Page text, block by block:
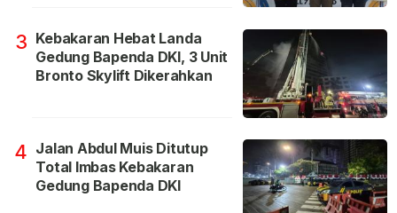
3 Kebakaran Hebat Landa
Gedung Bapenda DKI, 3 Unit
Bronto Skylift Dikerahkan
4 Jalan Abdul Muis Ditutup
Total Imbas Kebakaran
Gedung Bapenda DKI